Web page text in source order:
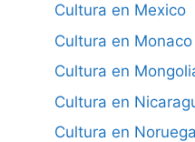
Cultura en Mexico
Cultura en Monaco
Cultura en
Cultura en
Cultura en Noruega